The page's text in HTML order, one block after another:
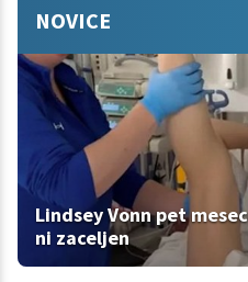
NOVICE
Lindsey Vonn pet
ni zaceljen